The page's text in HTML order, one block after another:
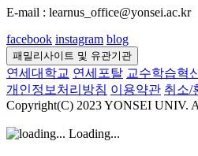
E-mail : learnus_office@yonsei.ac.kr
facebook instagram blog
패밀리사이트 및 유관기관
연세대학교 연세포탈 교수학습혁
개인정보처리방침 이용약관 취소/
Copyright(C) 2023 YONSEI UNIV.
Loading...